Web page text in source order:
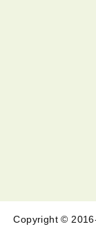
Copyright ©